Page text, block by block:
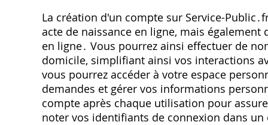
La création d'un compte sur Service-
acte de naissance en ligne, mais
en ligne․ Vous pourrez ainsi effectuer de
domicile, simplifiant ainsi vos interactions
vous pourrez accéder à votre espace
demandes et gérer vos informations
compte après chaque utilisation pour
noter vos identifiants de connexion dans